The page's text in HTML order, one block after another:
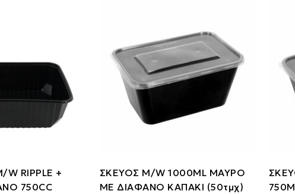
RIPPLE +
750CC
ΣΚΕΥΟΣ M/W 1000ML ΜΑΥΡΟ
ME ΔΙΑΦΑΝΟ KAΠΑΚΙ (50τμχ)